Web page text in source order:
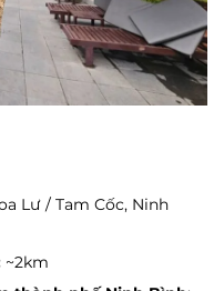
Lư / Tam Cốc, Ninh
~2km